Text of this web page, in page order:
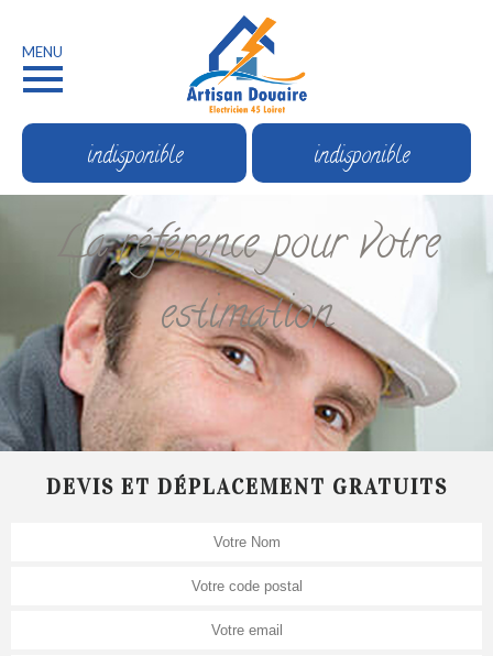
MENU
indisponible indisponible
La référence pour votre
estimation
DEVIS ET DÉPLACEMENT GRATUITS